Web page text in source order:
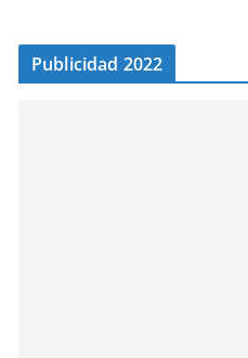
Publicidad 2022